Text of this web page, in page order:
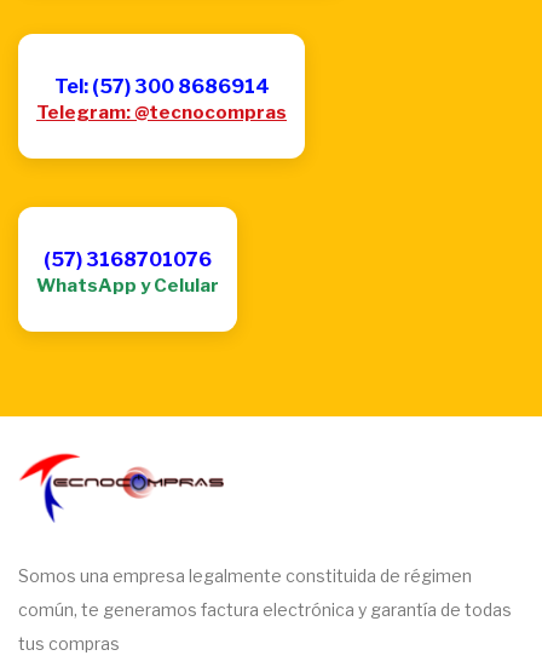
Tel: (57) 300 8686914
Telegram: @tecnocompras
(57) 3168701076
WhatsApp y Celular
Somos una empresa legalmente constituida de régimen
común, te generamos factura electrónica y garantía de todas
tus compras